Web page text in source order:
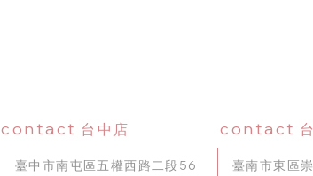
contact 台中店 contact
臺南市東區
臺中市南屯區五權西路二段56